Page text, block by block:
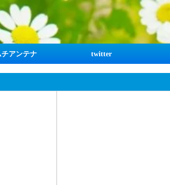
チアンテナ twitter